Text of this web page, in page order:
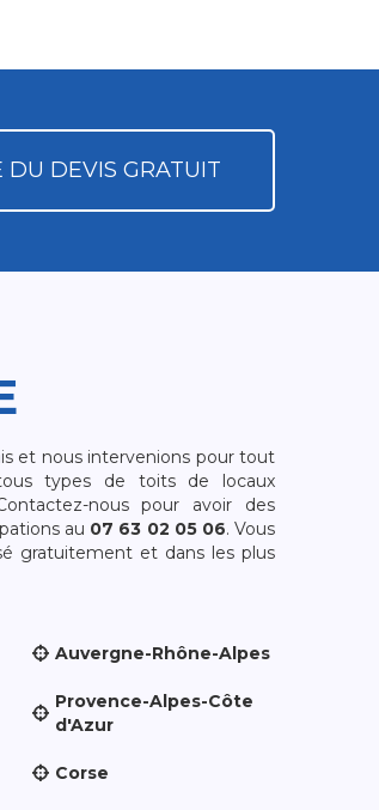
DU DEVIS GRATUIT
et nous intervenions pour tout
types de toits de locaux
nous pour avoir des
au 07 63 02 05 06. Vous
gratuitement et dans les plus
Auvergne-Rhône-Alpes
Provence-Alpes-Côte
d'Azur
Corse